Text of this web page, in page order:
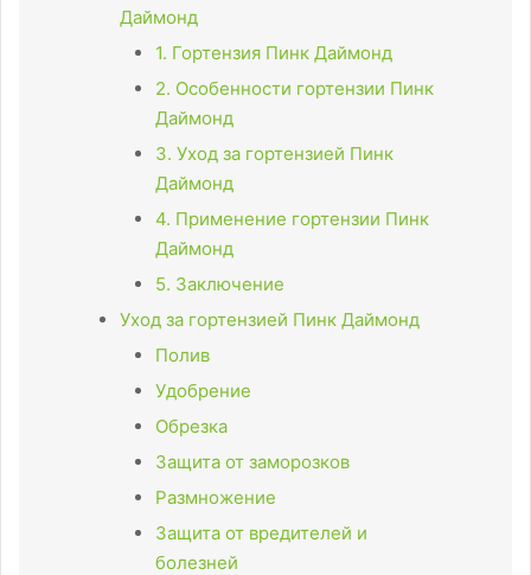
Даймонд
1. Гортензия Пинк Даймонд
2. Особенности гортензии Пинк
Даймонд
3. Уход за гортензией Пинк
Даймонд
4. Применение гортензии Пинк
Даймонд
5. Заключение
Уход за гортензией Пинк Даймонд
Полив
Удобрение
Обрезка
Защита от заморозков
Размножение
Защита от вредителей и
болезней